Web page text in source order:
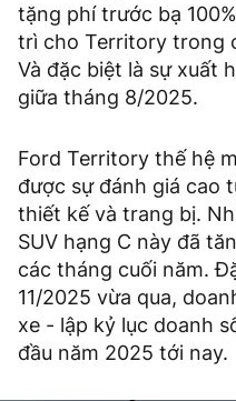
tặng phí trước bạ
trì cho Territory trong
Và đặc biệt là sự xuất
giữa tháng 8/2025.
Ford Territory thế hệ
được sự đánh giá cao
thiết kế và trang bị.
SUV hạng C này đã
các tháng cuối năm.
11/2025 vừa qua,
xe - lập kỷ lục doanh
đầu năm 2025 tới nay.